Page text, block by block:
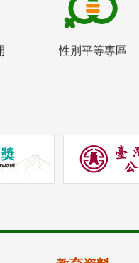
性別平等專區